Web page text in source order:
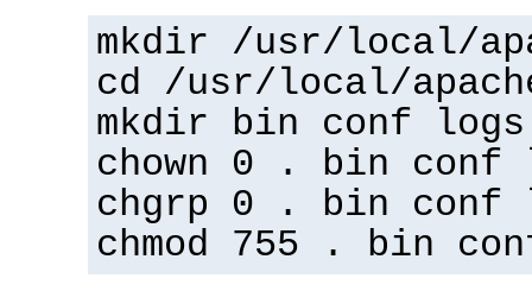
mkdir /usr/local/
cd /usr/local/
mkdir bin conf logs
chown 0 . bin conf
chgrp 0 . bin conf
chmod 755 . bin